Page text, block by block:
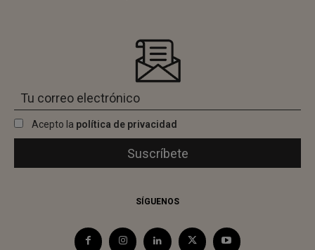
Acepto la política de privacidad
SÍGUENOS